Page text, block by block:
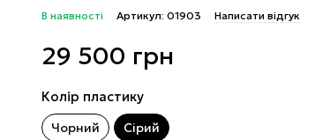
В наявності Артикул: 01903 Написати відгук
29 500 грн
Колір пластику
Чорний Сірий